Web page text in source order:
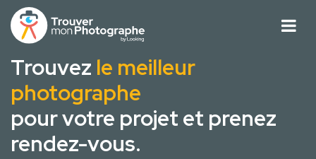
Trouvez le meilleur
photographe
pour votre projet et prenez
rendez-vous.